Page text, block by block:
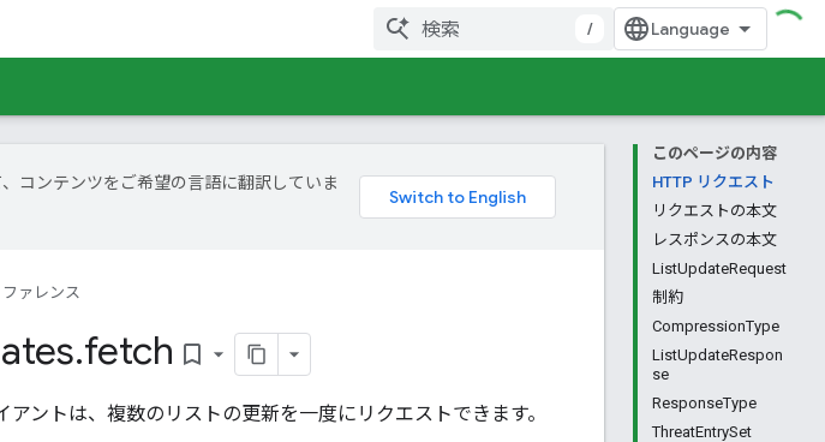
/
このページの内容
HTTP リクエスト
リクエストの本文
レスポンスの本文
ListUpdateRequest
制約
CompressionType
ListUpdateRespon
se
ResponseType
ThreatEntrySet
コンテンツをご希望の言語に翻訳していま
ファレンス
.fetch bookmark_border
ントは、複数のリストの更新を一度にリクエストできます。